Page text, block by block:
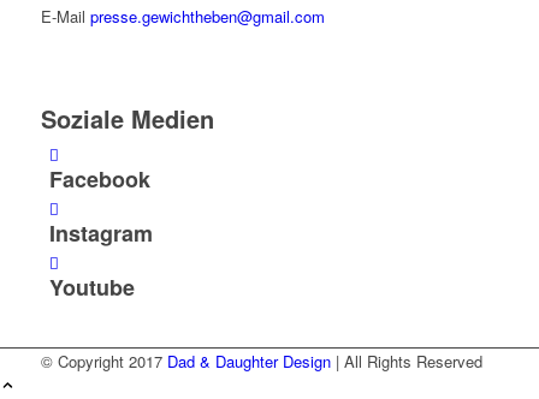
E-Mail presse.gewichtheben@gmail.com
Soziale Medien
Facebook
Instagram
Youtube
© Copyright 2017 Dad & Daughter Design| All Rights Reserved